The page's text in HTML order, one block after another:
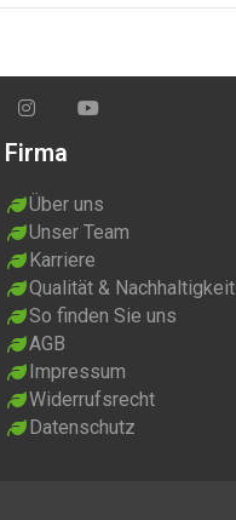
Firma
Über uns
Unser Team
Karriere
Qualität & Nachhaltigkeit
So finden Sie uns
AGB
Impressum
Widerrufsrecht
Datenschutz